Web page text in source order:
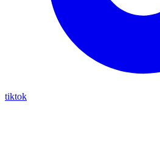
tiktok